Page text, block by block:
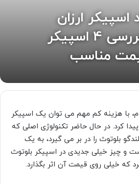
اسپیکر ارزان
باکیفیت + بررسی 4 اسپیکر
مناسب
با هزینه کم مهم می توان یک اسپیکر
کرد. در حال حاضر تکنولوژی اصلی که
بلوتوث را در بر می گیرد، به یک
و چیز خیلی جدیدی در اسپیکر بلوتوث
که خیلی روی قیمت آن اثر بگذارد.